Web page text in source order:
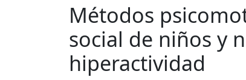
Métodos
social de niños y
hiperactividad